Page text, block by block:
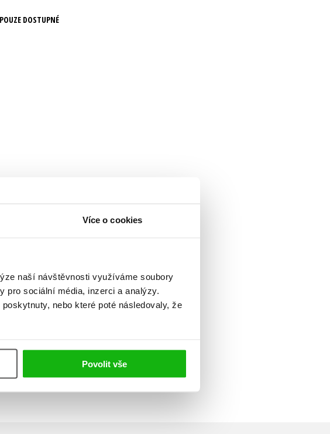
Více o cookies
naší návštěvnosti využíváme soubory
pro sociální média, inzerci a analýzy.
nebo které poté následovaly, že
Povolit vše
(SK)
POUZE DOSTUPNÉ